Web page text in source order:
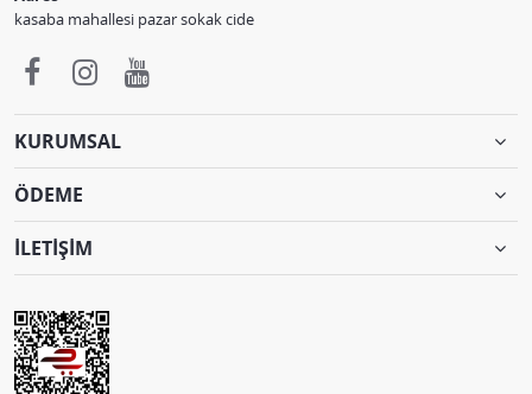
kasaba mahallesi pazar sokak cide
KURUMSAL
ÖDEME
İLETİŞİM